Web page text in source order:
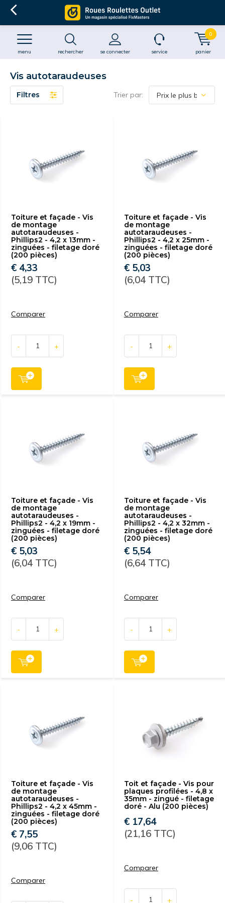
rechercher se connecter
menu service panier
0
Vis autotaraudeuses
Filtres Trier par:
Toiture et façade - Vis
de montage
autotaraudeuses -
Phillips2 - 4,2 x 13mm -
zinguées - filetage doré
(200 pièces)
€ 4,33
(5,19 TTC)
Comparer
- +
Toiture et façade - Vis
de montage
autotaraudeuses -
Phillips2 - 4,2 x 25mm -
zinguées - filetage doré
(200 pièces)
€ 5,03
(6,04 TTC)
Comparer
- +
Toiture et façade - Vis
de montage
autotaraudeuses -
Phillips2 - 4,2 x 19mm -
zinguées - filetage doré
(200 pièces)
€ 5,03
(6,04 TTC)
Comparer
- +
Toiture et façade - Vis
de montage
autotaraudeuses -
Phillips2 - 4,2 x 32mm -
zinguées - filetage doré
(200 pièces)
€ 5,54
(6,64 TTC)
Comparer
- +
Toiture et façade - Vis
de montage
autotaraudeuses -
Phillips2 - 4,2 x 45mm -
zinguées - filetage doré
(200 pièces)
€ 7,55
(9,06 TTC)
Comparer
Toit et façade - Vis pour
plaques profilées - 4,8 x
35mm - zingué - filetage
doré - Alu (200 pièces)
€ 17,64
(21,16 TTC)
Comparer
- +